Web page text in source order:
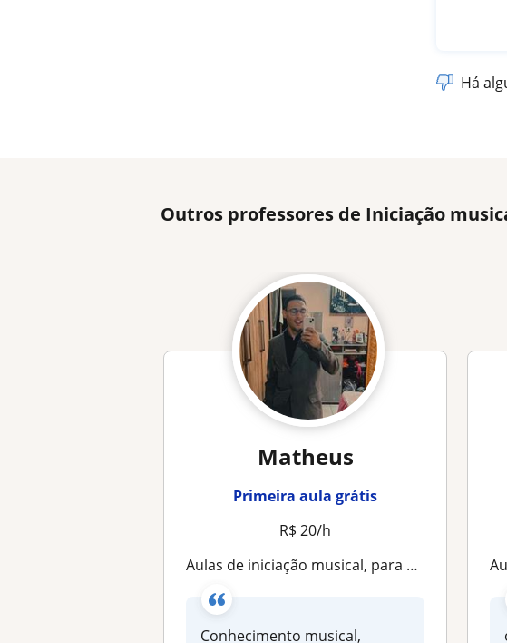
Há
Outros professores de Iniciação
Matheus
Primeira aula grátis
R$ 20/h
Aulas de iniciação musical, para aprendizados futuros
Conhecimento musical,